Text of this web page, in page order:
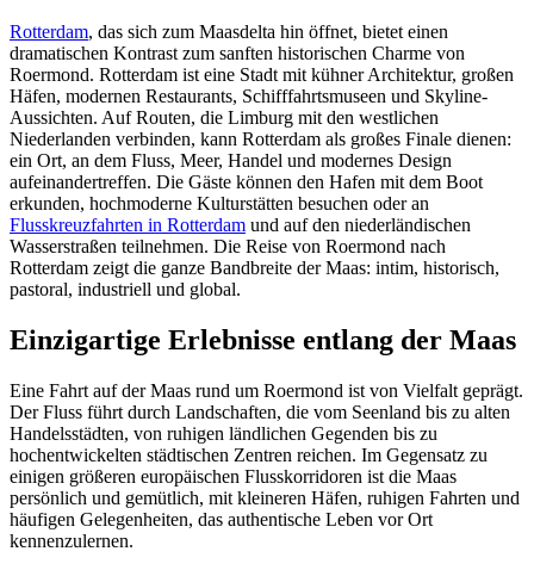
Rotterdam, das sich zum Maasdelta hin öffnet, bietet einen
dramatischen Kontrast zum sanften historischen Charme von
Roermond. Rotterdam ist eine Stadt mit kühner Architektur, großen
Häfen, modernen Restaurants, Schifffahrtsmuseen und Skyline-
Aussichten. Auf Routen, die Limburg mit den westlichen
Niederlanden verbinden, kann Rotterdam als großes Finale dienen:
ein Ort, an dem Fluss, Meer, Handel und modernes Design
aufeinandertreffen. Die Gäste können den Hafen mit dem Boot
erkunden, hochmoderne Kulturstätten besuchen oder an
Flusskreuzfahrten in Rotterdam und auf den niederländischen
Wasserstraßen teilnehmen. Die Reise von Roermond nach
Rotterdam zeigt die ganze Bandbreite der Maas: intim, historisch,
pastoral, industriell und global.
Einzigartige Erlebnisse entlang der Maas
Eine Fahrt auf der Maas rund um Roermond ist von Vielfalt geprägt.
Der Fluss führt durch Landschaften, die vom Seenland bis zu alten
Handelsstädten, von ruhigen ländlichen Gegenden bis zu
hochentwickelten städtischen Zentren reichen. Im Gegensatz zu
einigen größeren europäischen Flusskorridoren ist die Maas
persönlich und gemütlich, mit kleineren Häfen, ruhigen Fahrten und
häufigen Gelegenheiten, das authentische Leben vor Ort
kennenzulernen.